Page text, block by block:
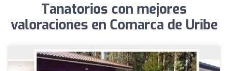
Tanatorios con mejores
valoraciones en Comarca de Uribe